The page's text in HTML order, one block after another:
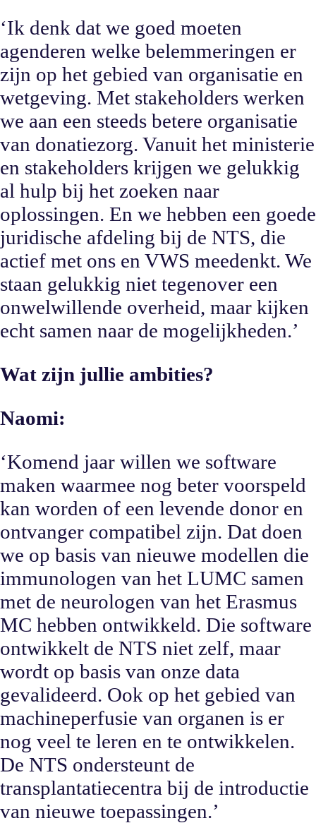
‘Ik denk dat we goed moeten
agenderen welke belemmeringen er
zijn op het gebied van organisatie en
wetgeving. Met stakeholders werken
we aan een steeds betere organisatie
van donatiezorg. Vanuit het ministerie
en stakeholders krijgen we gelukkig
al hulp bij het zoeken naar
oplossingen. En we hebben een goede
juridische afdeling bij de NTS, die
actief met ons en VWS meedenkt. We
staan gelukkig niet tegenover een
onwelwillende overheid, maar kijken
echt samen naar de mogelijkheden.’
Wat zijn jullie ambities?
Naomi:
‘Komend jaar willen we software
maken waarmee nog beter voorspeld
kan worden of een levende donor en
ontvanger compatibel zijn. Dat doen
we op basis van nieuwe modellen die
immunologen van het LUMC samen
met de neurologen van het Erasmus
MC hebben ontwikkeld. Die software
ontwikkelt de NTS niet zelf, maar
wordt op basis van onze data
gevalideerd. Ook op het gebied van
machineperfusie van organen is er
nog veel te leren en te ontwikkelen.
De NTS ondersteunt de
transplantatiecentra bij de introductie
van nieuwe toepassingen.’